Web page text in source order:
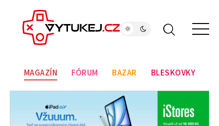
MAGAZÍN FÓRUM BAZAR BLESKOVKY